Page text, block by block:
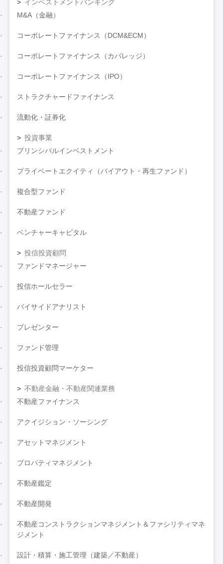
インベストメントバンキング
M&A（金融）
コーポレートファイナンス（DCM&ECM）
コーポレートファイナンス（カバレッジ）
コーポレートファイナンス（IPO）
ストラクチャードファイナンス
流動化・証券化
投資事業
プリンシパルインベストメント
プライベートエクイティ（バイアウト・再生ファンド）
複合型ファンド
不動産ファンド
ベンチャーキャピタル
投信投資顧問
ファンドマネージャー
投信ホールセラー
バイサイドアナリスト
プレゼンター
ファンド管理
投信投資顧問マーケター
不動産金融・不動産関連業務
不動産ファイナンス
アクイジション・ソーシング
アセットマネジメント
プロパティマネジメント
不動産鑑定
不動産開発
不動産コンストラクションマネジメント＆ファシリティマネ
ジメント
設計・積算・施工管理（建築／不動産）